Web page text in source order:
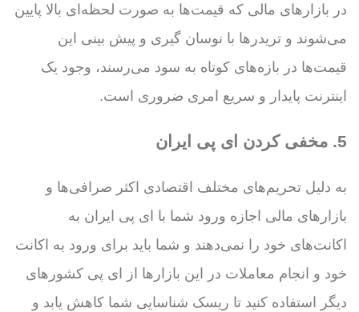
در بازارهای مالی که قیمت‌ها به صورت لحظه‌ای بالا پایین
می‌شوند و تریدرها با نوسان گیری و پیش بینی این
قیمت‌ها در بازه‌های کوتاه به سود می‌رسند، وجود یک
اینترنت پایدار و سریع امری ضروری است.
5. مخفی کردن ای پی ایران
به دلیل تحریم‌های مختلف اقتصادی اکثر صرافی‌ها و
بازارهای مالی اجازه ورود شما با ای پی ایران به
اکانت‌های خود را نمی‌دهند و شما باید برای ورود به اکانت
خود و انجام معاملات در این بازارها از ای پی کشورهای
دیگر استفاده کنید تا ریسک شناسایی شما کاهش یابد و